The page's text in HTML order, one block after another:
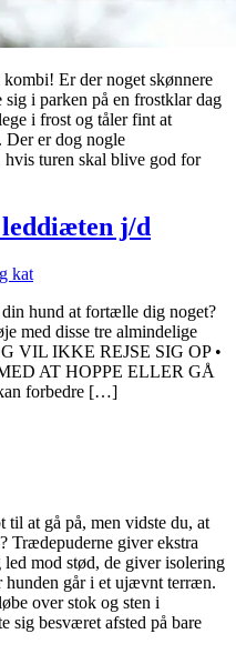
Er der noget skønnere
sig i parken på en frostklar dag
i frost og tåler fint at
Der er dog nogle
turen skal blive god for
j/d
hund at fortælle dig noget?
med disse tre almindelige
VIL IKKE REJSE SIG OP •
AT HOPPE ELLER GÅ
forbedre […]
at gå på, men vidste du, at
Trædepuderne giver ekstra
mod stød, de giver isolering
hunden går i et ujævnt terræn.
over stok og sten i
sig besværet afsted på bare